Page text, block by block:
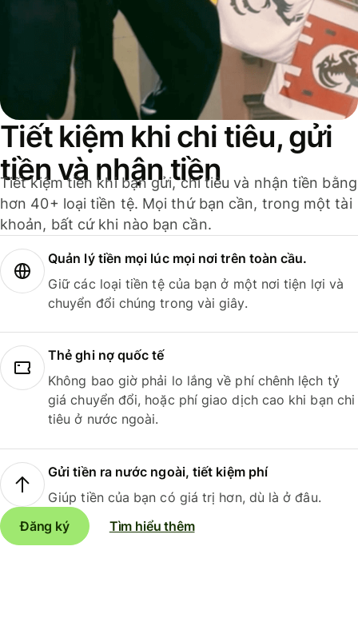
Tiết kiệm khi chi tiêu, gửi
tiền và nhận tiền
Tiết kiệm tiền khi bạn gửi, chi tiêu và nhận tiền bằng
hơn 40+ loại tiền tệ. Mọi thứ bạn cần, trong một tài
khoản, bất cứ khi nào bạn cần.
Quản lý tiền mọi lúc mọi nơi trên toàn cầu.
Giữ các loại tiền tệ của bạn ở một nơi tiện lợi và
chuyển đổi chúng trong vài giây.
Thẻ ghi nợ quốc tế
Không bao giờ phải lo lắng về phí chênh lệch tỷ
giá chuyển đổi, hoặc phí giao dịch cao khi bạn chi
tiêu ở nước ngoài.
Gửi tiền ra nước ngoài, tiết kiệm phí
Giúp tiền của bạn có giá trị hơn, dù là ở đâu.
Đăng ký
Tìm hiểu thêm